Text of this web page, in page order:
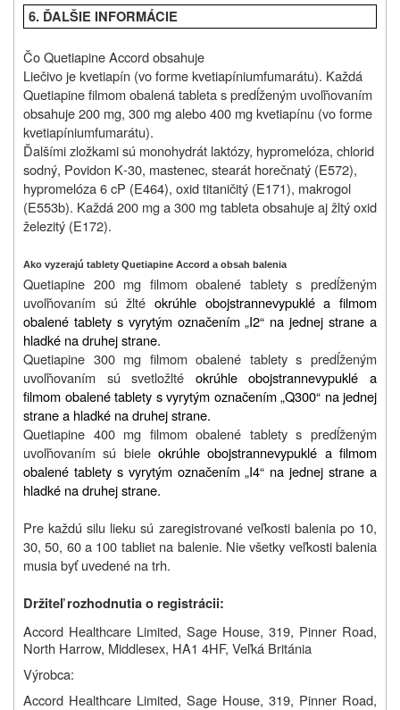
6. ĎALŠIE INFORMÁCIE
Čo Quetiapine Accord obsahuje
Liečivo je kvetiapín (vo forme kvetiapíniumfumarátu). Každá
Quetiapine filmom obalená tableta s predĺženým uvoľňovaním
obsahuje 200 mg, 300 mg alebo 400 mg kvetiapínu (vo forme
kvetiapíniumfumarátu).
Ďalšími zložkami sú monohydrát laktózy, hypromelóza, chlorid
sodný, Povidon K‑30, mastenec, stearát horečnatý (E572),
hypromelóza 6 cP (E464), oxid titaničitý (E171), makrogol
(E553b). Každá 200 mg a 300 mg tableta obsahuje aj žltý oxid
železitý (E172).
Ako vyzerajú tablety Quetiapine Accord a obsah balenia
Quetiapine 200 mg filmom obalené tablety s predĺženým
uvoľňovaním sú žlté okrúhle obojstrannevypuklé a filmom
obalené tablety s vyrytým označením „I2“ na jednej strane a
hladké na druhej strane.
Quetiapine 300 mg filmom obalené tablety s predĺženým
uvoľňovaním sú svetložlté
okrúhle obojstrannevypuklé a
filmom obalené tablety s vyrytým označením „Q300“ na jednej
strane a hladké na druhej strane.
Quetiapine 400 mg filmom obalené tablety s predĺženým
uvoľňovaním sú biele okrúhle obojstrannevypuklé a filmom
obalené tablety s vyrytým označením „I4“ na jednej strane a
hladké na druhej strane.
Pre každú silu lieku sú zaregistrované veľkosti balenia po 10,
30, 50, 60 a 100 tabliet na balenie. Nie všetky veľkosti balenia
musia byť uvedené na trh.
Držiteľ rozhodnutia o registrácii:
Accord Healthcare Limited, Sage House, 319, Pinner Road,
North Harrow, Middlesex, HA1 4HF, Veľká Británia
Výrobca:
Accord Healthcare Limited, Sage House, 319, Pinner Road,